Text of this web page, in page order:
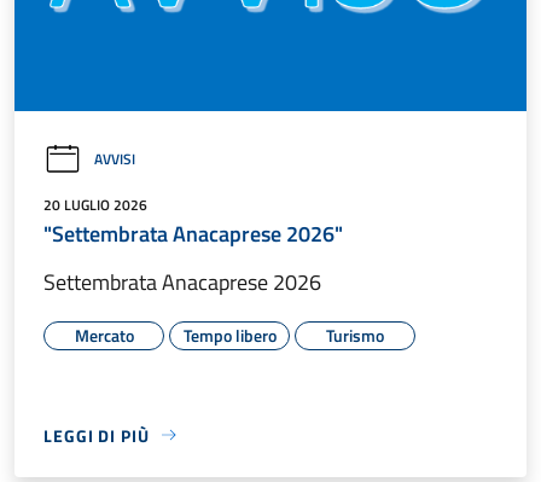
AVVISI
20 LUGLIO 2026
"Settembrata Anacaprese 2026"
Settembrata Anacaprese 2026
Mercato Tempo libero Turismo
LEGGI DI PIÙ